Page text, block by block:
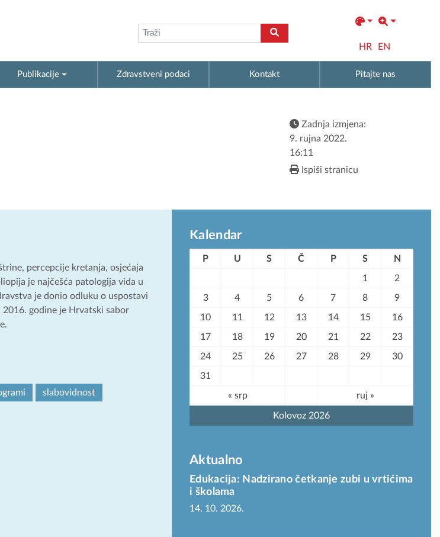
HR EN
Publikacije Zdravstveni podaci Kontakt Pitajte nas
Zadnja izmjena:
9. rujna 2022.
16:11
Ispiši stranicu
percepcije kretanja, osjećaja
je najčešća patologija vida u
je donio odluku o uspostavi
2016. godine je Hrvatski sabor
slabovidnost
Kalendar
Kolovoz 2026
P U S Č P S N
1 2
3 4 5 6 7 8 9
10 11 12 13 14 15 16
17 18 19 20 21 22 23
24 25 26 27 28 29 30
31
« srp ruj »
Aktualno
Edukacija: Nadzirano četkanje zubi u vrtićima
i školama
14. 10. 2026.